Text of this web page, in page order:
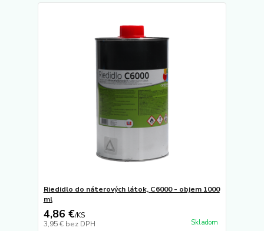
Riedidlo do náterových látok, C6000 - objem 1000
ml
4,86 €/KS
3,95 € bez DPH Skladom